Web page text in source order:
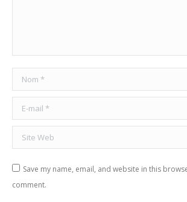
Nom *
E-mail *
Site Web
Save my name, email, and website in this
comment.